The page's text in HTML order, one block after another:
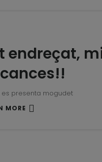
endreçat,
es presenta mogudet
MORE